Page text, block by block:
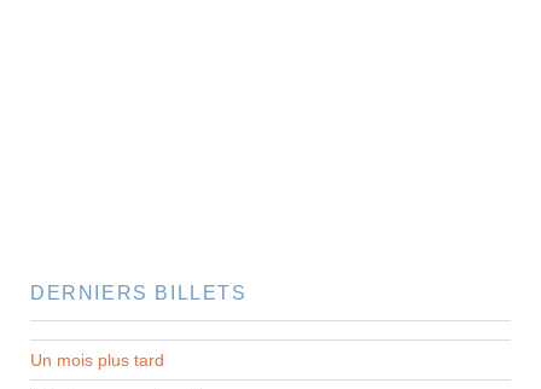
DERNIERS BILLETS
Un mois plus tard